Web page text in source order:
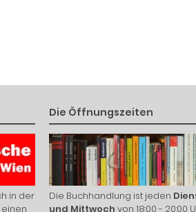
in der
Die Öffnungszeiten
Die Buchhandlung ist jeden
und Mittwoch von 18:00 - 20:00